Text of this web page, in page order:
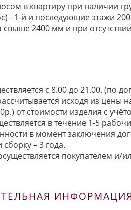
в квартиру при наличии
- 1-й и последующие этажи
2400 мм и при
с 8.00 до 21.00. (по
исходя из цены
от стоимости изделия с
в течение 1-5
в момент заключения
– 3 года.
покупателем и/